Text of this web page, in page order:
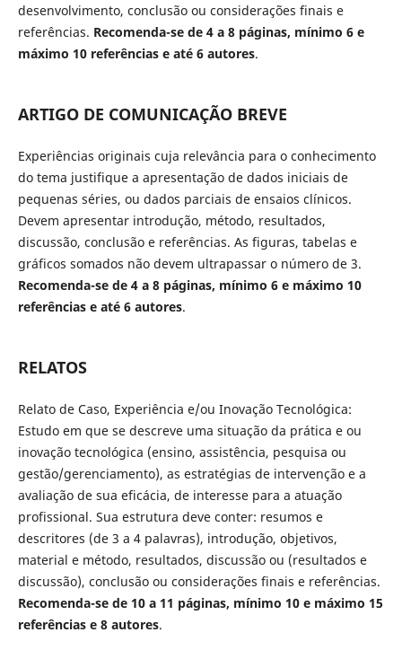
desenvolvimento, conclusão ou considerações finais e
referências. Recomenda-se de 4 a 8 páginas, mínimo 6 e
máximo 10 referências e até 6 autores.
ARTIGO DE COMUNICAÇÃO BREVE
Experiências originais cuja relevância para o conhecimento
do tema justifique a apresentação de dados iniciais de
pequenas séries, ou dados parciais de ensaios clínicos.
Devem apresentar introdução, método, resultados,
discussão, conclusão e referências. As figuras, tabelas e
gráficos somados não devem ultrapassar o número de 3.
Recomenda-se de 4 a 8 páginas, mínimo 6 e máximo 10
referências e até 6 autores.
RELATOS
Relato de Caso, Experiência e/ou Inovação Tecnológica:
Estudo em que se descreve uma situação da prática e ou
inovação tecnológica (ensino, assistência, pesquisa ou
gestão/gerenciamento), as estratégias de intervenção e a
avaliação de sua eficácia, de interesse para a atuação
profissional. Sua estrutura deve conter: resumos e
descritores (de 3 a 4 palavras), introdução, objetivos,
material e método, resultados, discussão ou (resultados e
discussão), conclusão ou considerações finais e referências.
Recomenda-se de 10 a 11 páginas, mínimo 10 e máximo 15
referências e 8 autores.